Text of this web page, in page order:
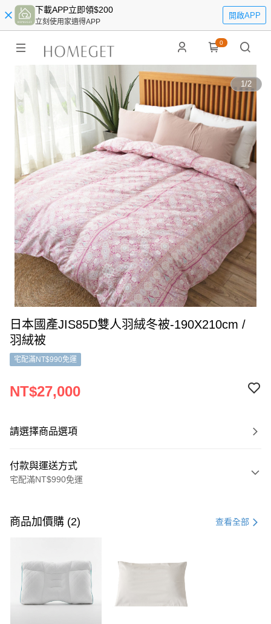
下載APP立即領$200
立刻使用家適得APP
開啟APP
0
1/2
日本國產JIS85D雙人羽絨冬被-190X210cm /
羽絨被
宅配滿NT$990免運
NT$27,000
請選擇商品選項
付款與運送方式
宅配滿NT$990免運
信用卡一次付款
3 期 0 利率 每期 NT$9,000
第一商業銀行
彰化商業銀行
上海商業儲蓄銀行
台北富邦商業銀行
LINE Pay
Apple Pay
商品加價購 (2) 查看全部